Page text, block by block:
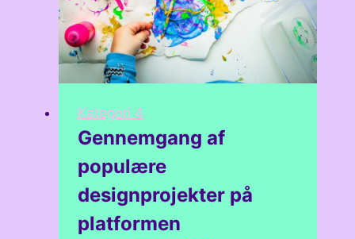
Kategori 4
Gennemgang af
populære
designprojekter på
platformen